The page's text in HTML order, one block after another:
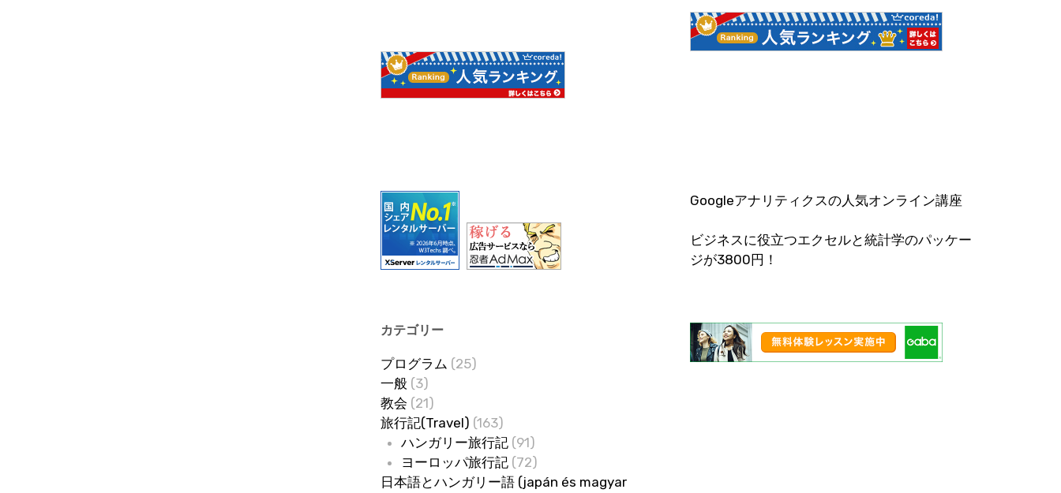
Googleアナリティクスの人気オンライン講座
ビジネスに役立つエクセルと統計学のパッケー
ジが3800円！
カテゴリー
プログラム (25)
一般 (3)
教会 (21)
旅行記(Travel) (163)
ハンガリー旅行記(91)
ヨーロッパ旅行記(72)
日本語とハンガリー語 (japán és magyar